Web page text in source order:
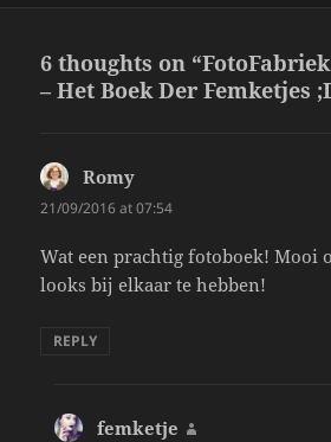
6 thoughts on
– Het Boek Der Femketjes
Romy
21/09/2016 at 07:54
Wat een prachtig fotoboek! Mooi
looks bij elkaar te hebben!
REPLY
femketje